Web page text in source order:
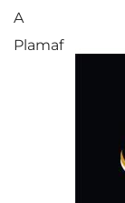
A
Plamaf